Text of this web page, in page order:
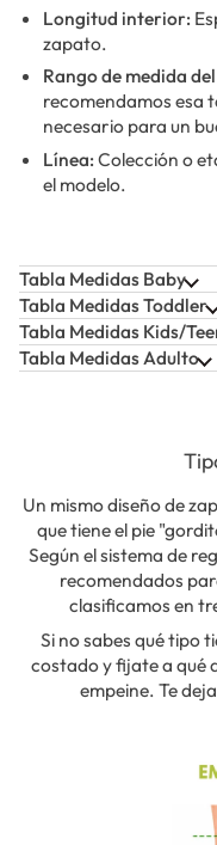
Longitud interior:
zapato.
Rango de medida
recomendamos esa
necesario para un
Línea:Colección o
el modelo.
Tabla Medidas Baby
Tabla Medidas Toddler
Tabla Medidas Kids/
Tabla Medidas Adulto
Un mismo diseño de
que tiene el pie
Según el sistema de
recomendados
clasificamos en
Si no sabes qué tipo
costado y fijate a qué
empeine. Te